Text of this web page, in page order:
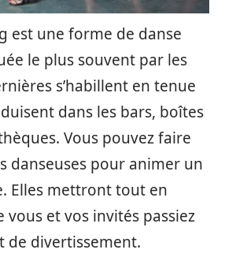
est une forme de danse
le plus souvent par les
s’habillent en tenue
dans les bars, boîtes
Vous pouvez faire
danseuses pour animer un
Elles mettront tout en
et vos invités passiez
de divertissement.